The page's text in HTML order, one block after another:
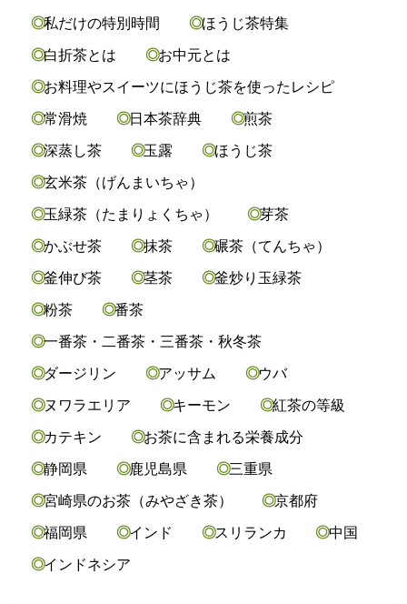
私だけの特別時間 ほうじ茶特集
白折茶とは お中元とは
お料理やスイーツにほうじ茶を使ったレシピ
常滑焼 日本茶辞典 煎茶
深蒸し茶 玉露 ほうじ茶
玄米茶（げんまいちゃ）
玉緑茶（たまりょくちゃ） 芽茶
かぶせ茶 抹茶 碾茶（てんちゃ）
釜伸び茶 茎茶 釜炒り玉緑茶
粉茶 番茶
一番茶・二番茶・三番茶・秋冬茶
ダージリン アッサム ウバ
ヌワラエリア キーモン 紅茶の等級
カテキン お茶に含まれる栄養成分
静岡県 鹿児島県 三重県
宮崎県のお茶（みやざき茶） 京都府
福岡県 インド スリランカ 中国
インドネシア